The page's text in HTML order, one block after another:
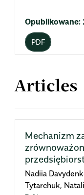
Opublikowane:
PDF
Articles
Mechanizm
Nadiia
Tytarchuk,